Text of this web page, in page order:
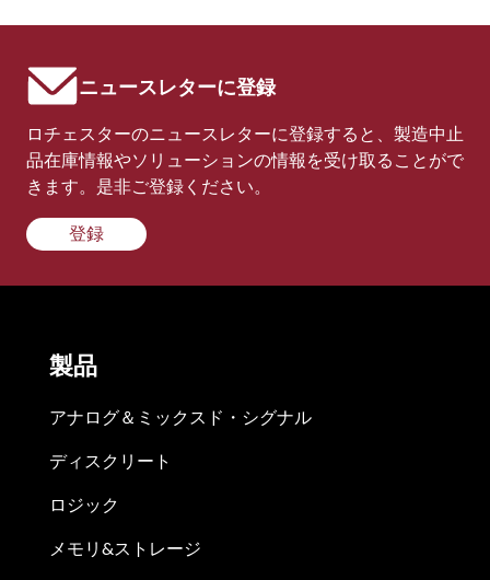
ニュースレターに登録
ロチェスターのニュースレターに登録すると、製造中止
品在庫情報やソリューションの情報を受け取ることがで
きます。是非ご登録ください。
登録
製品
アナログ＆ミックスド・シグナル
ディスクリート
ロジック
メモリ&ストレージ